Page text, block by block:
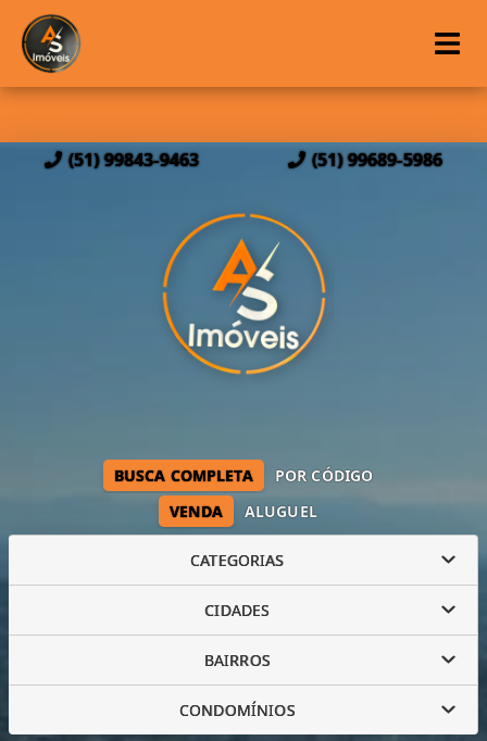
(51) 99843-9463 (51) 99689-5986
VENDA ALUGUEL
BUSCA COMPLETA POR CÓDIGO
CATEGORIAS
CIDADES
BAIRROS
CONDOMÍNIOS